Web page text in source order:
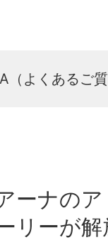
（よくあるご質
ーナの
リーが